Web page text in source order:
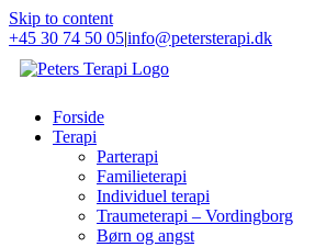
Skip to content
+45 30 74 50 05|info@petersterapi.dk
Forside
Terapi
Parterapi
Familieterapi
Individuel terapi
Traumeterapi – Vordingborg
Børn og angst